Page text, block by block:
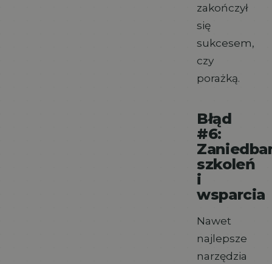
zakończył
się
sukcesem,
czy
porażką.
Błąd
#6:
szkoleń
i
wsparcia
Nawet
najlepsze
narzędzia